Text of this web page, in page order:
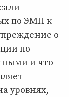
по ЭМП к
о
по
и что
уровнях,